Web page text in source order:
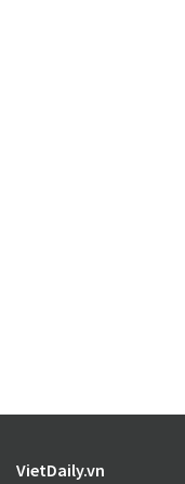
VietDaily.vn